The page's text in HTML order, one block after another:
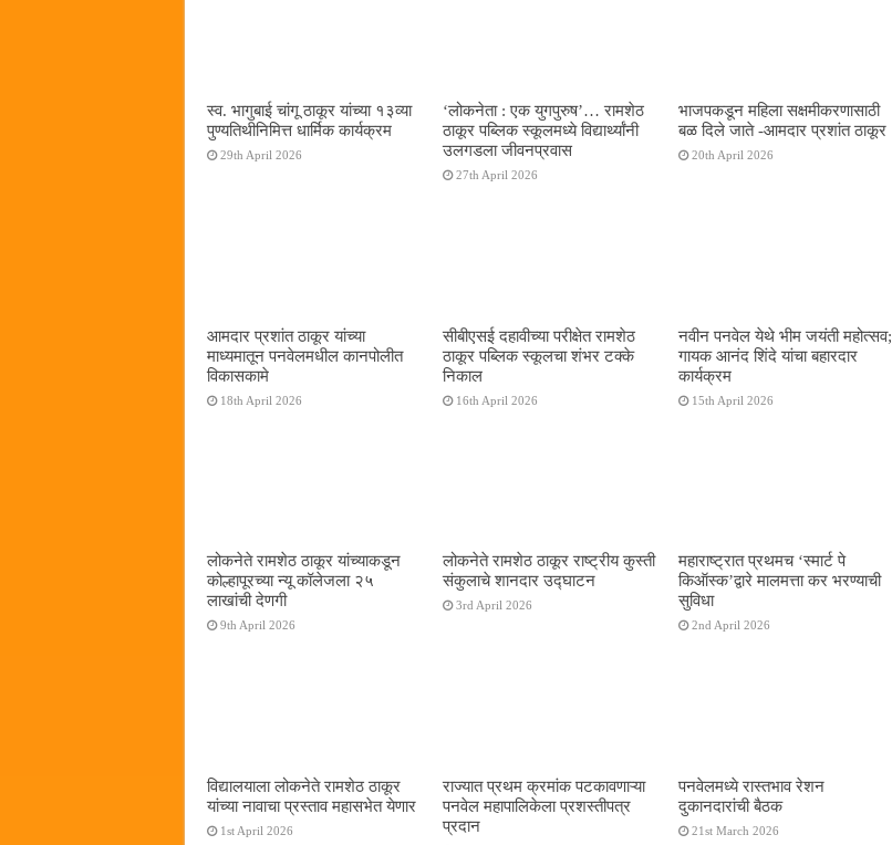
स्व. भागुबाई चांगू ठाकूर यांच्या १३व्या
पुण्यतिथीनिमित्त धार्मिक कार्यक्रम
29th April 2026
‌‘लोकनेता : एक युगपुरुष‌’… रामशेठ
ठाकूर पब्लिक स्कूलमध्ये विद्यार्थ्यांनी
उलगडला जीवनप्रवास
27th April 2026
भाजपकडून महिला सक्षमीकरणासाठी
बळ दिले जाते -आमदार प्रशांत ठाकूर
20th April 2026
आमदार प्रशांत ठाकूर यांच्या
माध्यमातून पनवेलमधील कानपोलीत
विकासकामे
18th April 2026
सीबीएसई दहावीच्या परीक्षेत रामशेठ
ठाकूर पब्लिक स्कूलचा शंभर टक्के
निकाल
16th April 2026
नवीन पनवेल येथे भीम जयंती महोत्सव;
गायक आनंद शिंदे यांचा बहारदार
कार्यक्रम
15th April 2026
लोकनेते रामशेठ ठाकूर यांच्याकडून
कोल्हापूरच्या न्यू कॉलेजला २५
लाखांची देणगी
9th April 2026
लोकनेते रामशेठ ठाकूर राष्ट्रीय कुस्ती
संकुलाचे शानदार उद्घाटन
3rd April 2026
महाराष्ट्रात प्रथमच ‌‘स्मार्ट पे
किऑस्क‌’द्वारे मालमत्ता कर भरण्याची
सुविधा
2nd April 2026
विद्यालयाला लोकनेते रामशेठ ठाकूर
यांच्या नावाचा प्रस्ताव महासभेत येणार
1st April 2026
राज्यात प्रथम क्रमांक पटकावणाऱ्या
पनवेल महापालिकेला प्रशस्तीपत्र
प्रदान
पनवेलमध्ये रास्तभाव रेशन
दुकानदारांची बैठक
21st March 2026